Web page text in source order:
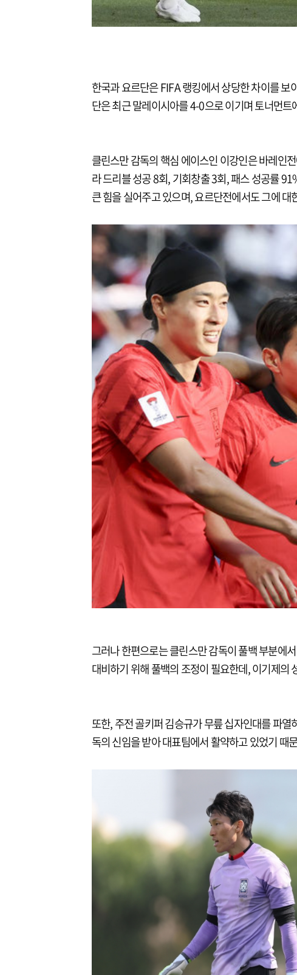
한국과 요르단은 FIFA 랭킹에서 상당한 차이를
단은 최근 말레이시아를 4-0으로 이기며 토너먼
클린스만 감독의 핵심 에이스인 이강인은 바레인
라 드리블 성공 8회, 기회창출 3회, 패스 성공률
큰 힘을 실어주고 있으며, 요르단전에서도 그에 대
그러나 한편으로는 클린스만 감독이 풀백 부분에
대비하기 위해 풀백의 조정이 필요한데, 이기제의
또한, 주전 골키퍼 김승규가 무릎 십자인대를 파
독의 신임을 받아 대표팀에서 활약하고 있었기 때